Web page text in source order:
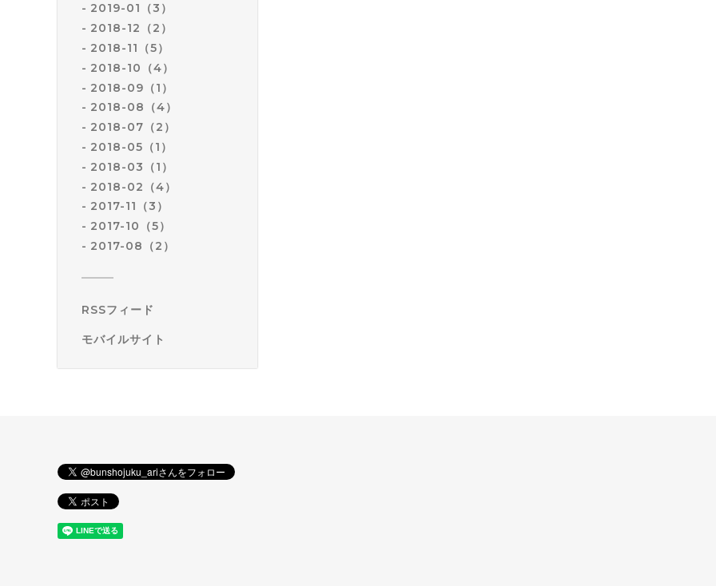
2019-01（3）
2018-12（2）
2018-11（5）
2018-10（4）
2018-09（1）
2018-08（4）
2018-07（2）
2018-05（1）
2018-03（1）
2018-02（4）
2017-11（3）
2017-10（5）
2017-08（2）
RSSフィード
モバイルサイト